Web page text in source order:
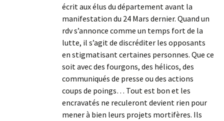
écrit aux élus du département avant la
manifestation du 24 Mars dernier. Quand un
rdv s’annonce comme un temps fort de la
lutte, il s’agit de discréditer les opposants
en stigmatisant certaines personnes. Que ce
soit avec des fourgons, des hélicos, des
communiqués de presse ou des actions
coups de poings… Tout est bon et les
encravatés ne reculeront devient rien pour
mener à bien leurs projets mortifères. Ils